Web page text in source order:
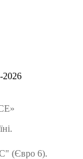
2026
(Євро 6).